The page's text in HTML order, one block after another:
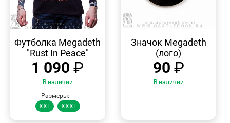
ПРОСМОТР
Футболка Megadeth
"Rust In Peace"
1 090 ₽
В наличии
Размеры:
XXL
XXXL
ПРОСМОТР
Значок Megadeth
(лого)
90 ₽
В наличии